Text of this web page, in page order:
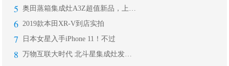
5 奥田蒸箱集成灶A3Z超值新品，上市首
6 2019款本田XR-V到店实拍
7 日本女星入手iPhone 11！不过
8 万物互联大时代 北斗星集成灶发力智能